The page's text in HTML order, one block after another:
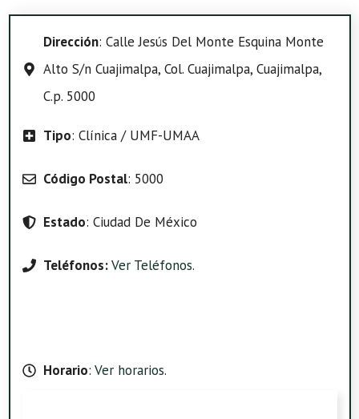
Dirección: Calle Jesús Del Monte Esquina Monte
Alto S/n Cuajimalpa, Col. Cuajimalpa, Cuajimalpa,
C.p. 5000
Tipo: Clínica / UMF-UMAA
Código Postal: 5000
Estado: Ciudad De México
Teléfonos:Ver Teléfonos.
Horario: Ver horarios.